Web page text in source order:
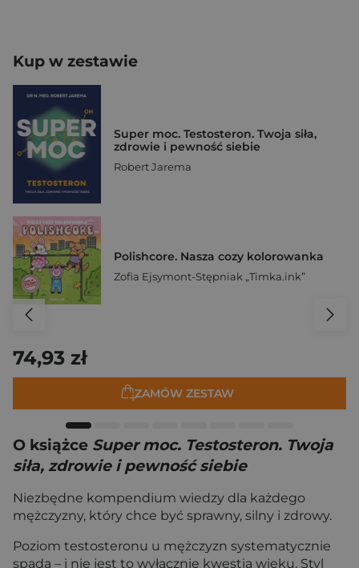
Kup w zestawie
Super moc. Testosteron. Twoja siła,
zdrowie i pewność siebie
Robert Jarema
Polishcore. Nasza cozy kolorowanka
Zofia Ejsymont-Stępniak „Timka.ink”
74,93 zł
ZAMÓW ZESTAW
O książce Super moc. Testosteron. Twoja
siła, zdrowie i pewność siebie
Niezbędne kompendium wiedzy dla każdego
mężczyzny, który chce być sprawny, silny i zdrowy.
Poziom testosteronu u mężczyzn systematycznie
spada – i nie jest to wyłącznie kwestia wieku. Styl